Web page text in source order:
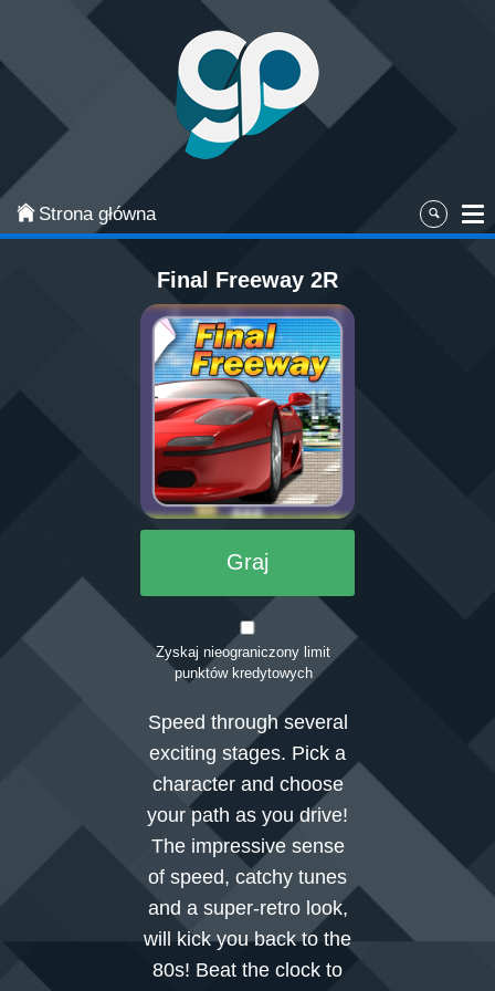
Strona główna
Final Freeway 2R
Graj
Zyskaj nieograniczony limit
punktów kredytowych
Speed through several
exciting stages. Pick a
character and choose
your path as you drive!
The impressive sense
of speed, catchy tunes
and a super-retro look,
will kick you back to the
80s! Beat the clock to
Categories
Najpopularniejsze
Gry zręcznościowe
Gry akcji
Sport
Przygodowe
Gry planszowe i karciane
Łamigłówki
Klasyczne gry
Gry strategiczne